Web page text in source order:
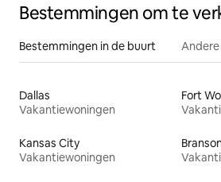
Bestemmingen om te
Bestemmingen in de buurt
Dallas
Vakantiewoningen
Fort
Kansas City
Vakantiewoningen